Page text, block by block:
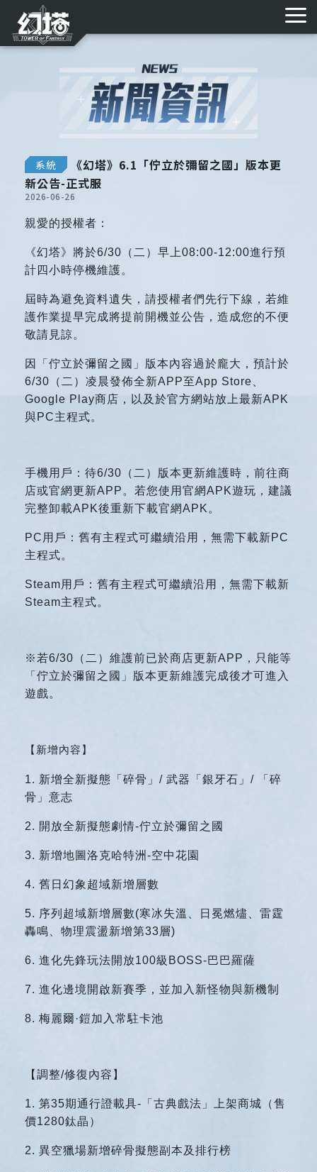
新聞資訊
艾達資料庫
遊戲特色
MMD素材庫
系統
《幻塔》6.1「佇立於彌留之國」版本更
新公告-正式服
2026-06-26
親愛的授權者：
《幻塔》將於6/30（二）早上08:00-12:00進行預
計四小時停機維護。
屆時為避免資料遺失，請授權者們先行下線，若維
護作業提早完成將提前開機並公告，造成您的不便
敬請見諒。
因「佇立於彌留之國」版本內容過於龐大，預計於
6/30（二）凌晨發佈全新APP至App Store、
Google Play商店，以及於官方網站放上最新APK
與PC主程式。
手機用戶：待6/30（二）版本更新維護時，前往商
店或官網更新APP。若您使用官網APK遊玩，建議
完整卸載APK後重新下載官網APK。
PC 用戶：舊有主程式可繼續沿用，無需下載新PC
主程式。
Steam用戶：舊有主程式可繼續沿用，無需下載新
Steam主程式。
※若6/30（二）維護前已於商店更新APP，只能等
「佇立於彌留之國」版本更新維護完成後才可進入
遊戲。
【新增內容】
1. 新增全新擬態「碎骨」/ 武器「銀牙石」/ 「碎
骨」意志
2. 開放全新擬態劇情-佇立於彌留之國
3. 新增地圖洛克哈特洲-空中花園
4. 舊日幻象超域新增層數
5. 序列超域新增層數(寒冰失溫、日冕燃燼、雷霆
轟鳴、物理震盪新增第33層)
6. 進化先鋒玩法開放100級BOSS-巴巴羅薩
7. 進化邊境開啟新賽季，並加入新怪物與新機制
8. 梅麗爾·鎧加入常駐卡池
【調整/修復內容】
1. 第35期通行證載具-「古典戲法」上架商城（售
價1280鈦晶）
2. 異空獵場新增碎骨擬態副本及排行榜